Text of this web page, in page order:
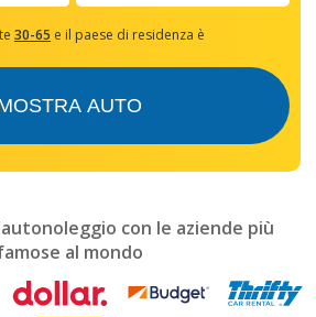
30-65 e il paese di residenza è
AUTO
con le aziende più
al mondo